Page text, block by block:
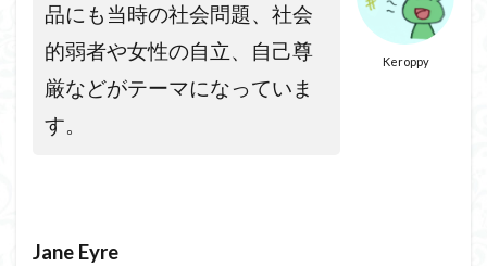
Keroppy
品にも当時の社会問題、社会
的弱者や女性の自立、自己尊
厳などがテーマになっていま
す。
Jane Eyre